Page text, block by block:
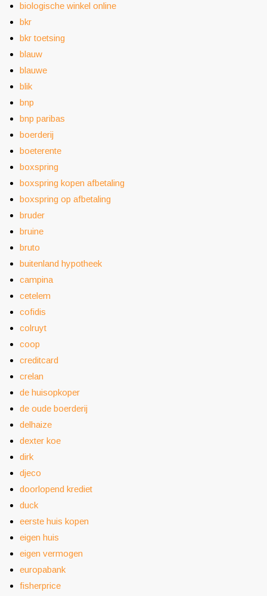
biologische winkel online
bkr
bkr toetsing
blauw
blauwe
blik
bnp
bnp paribas
boerderij
boeterente
boxspring
boxspring kopen afbetaling
boxspring op afbetaling
bruder
bruine
bruto
buitenland hypotheek
campina
cetelem
cofidis
colruyt
coop
creditcard
crelan
de huisopkoper
de oude boerderij
delhaize
dexter koe
dirk
djeco
doorlopend krediet
duck
eerste huis kopen
eigen huis
eigen vermogen
europabank
fisherprice